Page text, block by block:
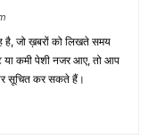
है, जो ख़बरों को लिखते समय
या कमी पेशी नजर आए, तो आप
सूचित कर सकते हैं।